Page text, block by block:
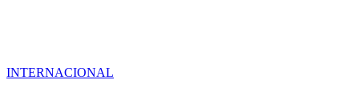
INTERNACIONAL